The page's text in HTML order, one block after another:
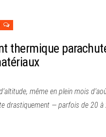
thermique
même en plein mois
drastiquement — parfois de 20 à